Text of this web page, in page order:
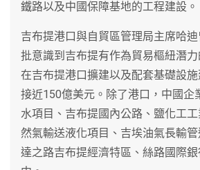
鐵路以及中國保障基地的工程建設。
吉布提港口與自貿區管理局主席哈
批意識到吉布提有作為貿易樞紐潛
在吉布提港口擴建以及配套基礎設
接近150億美元。除了港口，中國企
水項目、吉布提國內公路、鹽化工
然氣輸送液化項目、吉埃油氣長輸管
達之路吉布提經濟特區、絲路國際